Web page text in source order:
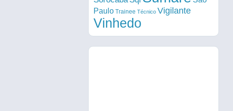
Paulo Trainee Técnico Vigilante
Vinhedo